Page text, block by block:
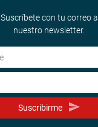
Suscríbete con tu correo a
nuestro newsletter.
Suscribirme